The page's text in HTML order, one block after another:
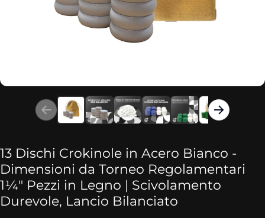
13 Dischi Crokinole in Acero Bianco ‑
Dimensioni da Torneo Regolamentari
1¼″ Pezzi in Legno | Scivolamento
Durevole, Lancio Bilanciato